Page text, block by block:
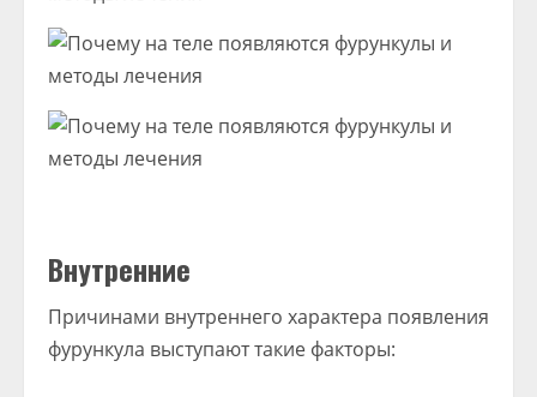
Внутренние
Причинами внутреннего характера появления
фурункула выступают такие факторы: